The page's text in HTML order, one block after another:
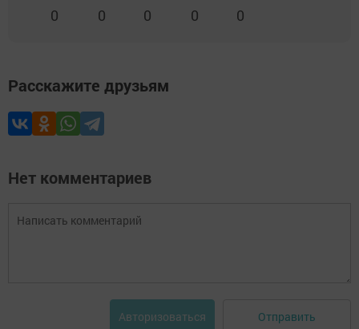
0 0 0 0 0
Расскажите друзьям
Нет комментариев
Авторизоваться Отправить